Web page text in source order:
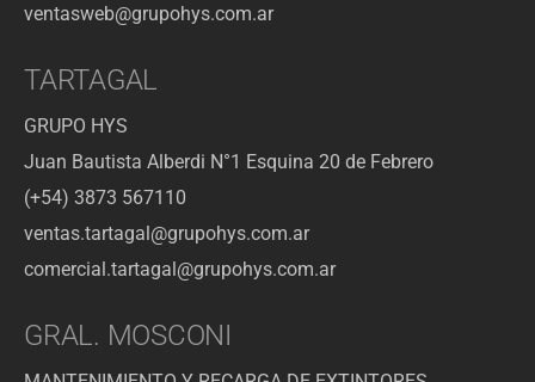
ventasweb@grupohys.com.ar
TARTAGAL
GRUPO HYS
Juan Bautista Alberdi N°1 Esquina 20 de Febrero
(+54) 3873 567110
ventas.tartagal@grupohys.com.ar
comercial.tartagal@grupohys.com.ar
GRAL. MOSCONI